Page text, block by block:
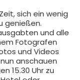
sich ein wenig
genießen.
und alle
Fotografen
und Videos
anschauen
15.30 Uhr zu